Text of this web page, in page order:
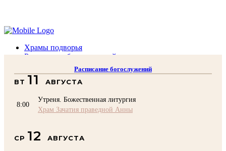
Храмы подворья
Расписание богослужений
Воскресная школа
Преподаватели Воскресной школы
КОНТАКТЫ
Помочь Подворью
Расписание богослужений
ВТ 11 АВГУСТА
8:00
Утреня. Божественная литургия
Храм Зачатия праведной Анны
СР 12 АВГУСТА